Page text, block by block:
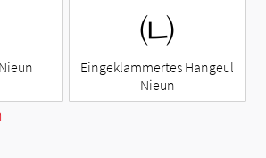
㈁
Eingeklammertes Hangeul
Nieun